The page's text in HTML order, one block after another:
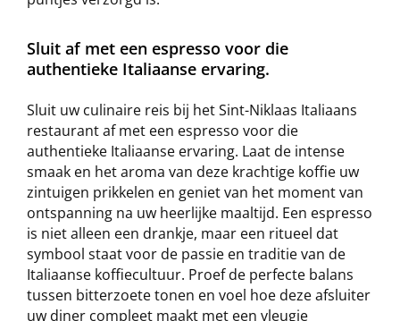
Sluit af met een espresso voor die
authentieke Italiaanse ervaring.
Sluit uw culinaire reis bij het Sint-Niklaas Italiaans
restaurant af met een espresso voor die
authentieke Italiaanse ervaring. Laat de intense
smaak en het aroma van deze krachtige koffie uw
zintuigen prikkelen en geniet van het moment van
ontspanning na uw heerlijke maaltijd. Een espresso
is niet alleen een drankje, maar een ritueel dat
symbool staat voor de passie en traditie van de
Italiaanse koffiecultuur. Proef de perfecte balans
tussen bitterzoete tonen en voel hoe deze afsluiter
uw diner compleet maakt met een vleugje